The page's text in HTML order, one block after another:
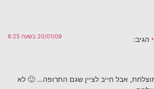
הגיב: 20/01/09 בשעה 8:25
אבל חייב לציין שגם התרופה… 🙂 לא